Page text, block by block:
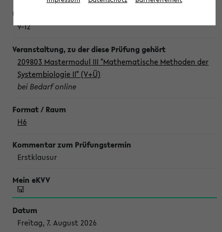
9-12
209803 Mastermodul III "Mathematische Methoden der
Systembiologie II" (V+Ü)
bei Bedarf online
H6
Erstklausur
Freitag, 7. August 2026